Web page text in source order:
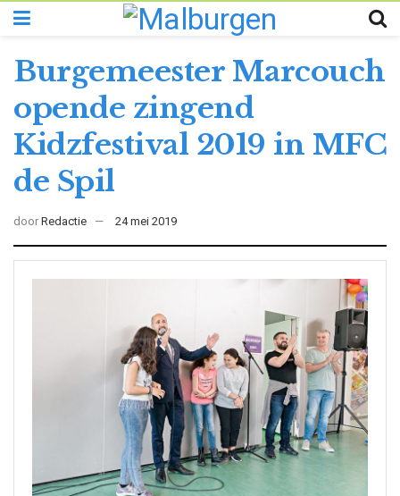
Burgemeester Marcouch
opende zingend
Kidzfestival 2019 in MFC
de Spil
door Redactie 24 mei 2019